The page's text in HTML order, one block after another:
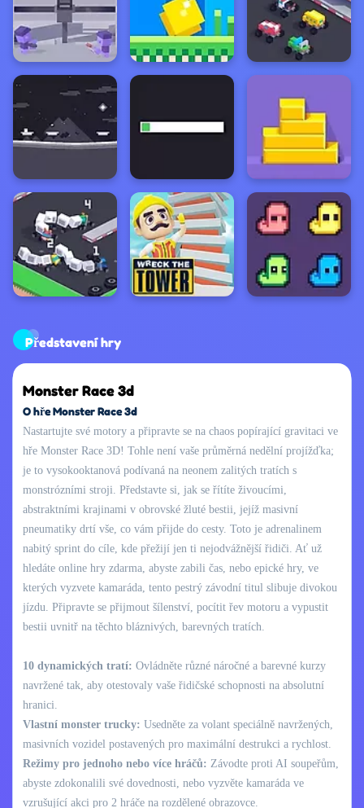
Představení hry
Monster Race 3d
O hře Monster Race 3d
Nastartujte své motory a připravte se na chaos popírající gravitaci ve
hře Monster Race 3D! Tohle není vaše průměrná nedělní projížďka;
je to vysokooktanová podívaná na neonem zalitých tratích s
monstrózními stroji. Představte si, jak se řítíte živoucími,
abstraktními krajinami v obrovské žluté bestii, jejíž masivní
pneumatiky drtí vše, co vám přijde do cesty. Toto je adrenalinem
nabitý sprint do cíle, kde přežijí jen ti nejodvážnější řidiči. Ať už
hledáte online hry zdarma, abyste zabili čas, nebo epické hry, ve
kterých vyzvete kamaráda, tento pestrý závodní titul slibuje divokou
jízdu. Připravte se přijmout šílenství, pocítit řev motoru a vypustit
bestii uvnitř na těchto bláznivých, barevných tratích.
10 dynamických tratí: Ovládněte různé náročné a barevné kurzy
navržené tak, aby otestovaly vaše řidičské schopnosti na absolutní
hranici.
Vlastní monster trucky: Usedněte za volant speciálně navržených,
masivních vozidel postavených pro maximální destrukci a rychlost.
Režimy pro jednoho nebo více hráčů: Závodte proti AI soupeřům,
abyste zdokonalili své dovednosti, nebo vyzvěte kamaráda ve
vzrušující akci pro 2 hráče na rozdělené obrazovce.